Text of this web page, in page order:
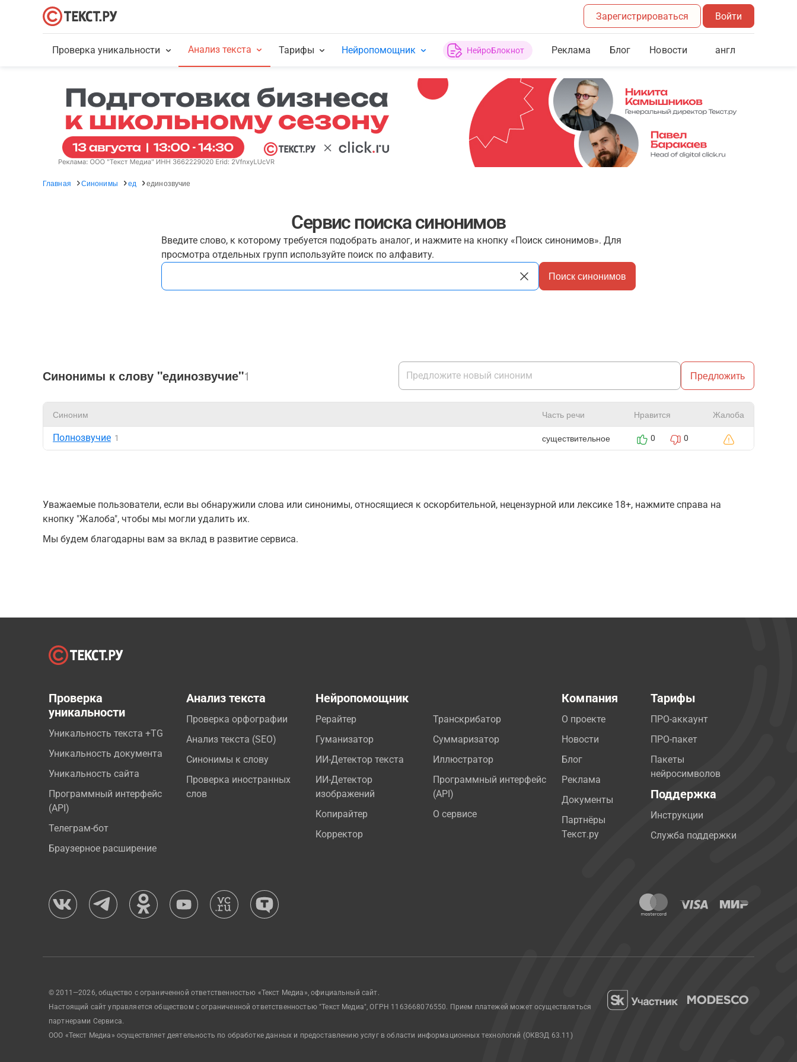
Зарегистрироваться Войти
Проверка уникальности Анализ текста Тарифы Нейропомощник НейроБлокнот Реклама Блог Новости англ
Главная Синонимы ед единозвучие
Сервис поиска синонимов
Введите слово, к которому требуется подобрать аналог, и нажмите на кнопку «Поиск синонимов». Для
просмотра отдельных групп используйте поиск по алфавиту.
Поиск синонимов
Синонимы к слову "единозвучие"1 Предложить
Синоним Часть речи Нравится Жалоба
Полнозвучие 1 существительное 0 0
Уважаемые пользователи, если вы обнаружили слова или синонимы, относящиеся к оскорбительной, нецензурной или лексике 18+, нажмите справа на
кнопку "Жалоба", чтобы мы могли удалить их.
Мы будем благодарны вам за вклад в развитие сервиса.
Проверка
уникальности
Уникальность текста +TG
Уникальность документа
Уникальность сайта
Программный интерфейс
(API)
Телеграм-бот
Браузерное расширение
Анализ текста
Проверка орфографии
Анализ текста (SEO)
Синонимы к слову
Проверка иностранных
слов
Нейропомощник
Рерайтер
Гуманизатор
ИИ-Детектор текста
ИИ-Детектор
изображений
Копирайтер
Корректор
Транскрибатор
Суммаризатор
Иллюстратор
Программный интерфейс
(API)
О сервисе
Компания
О проекте
Новости
Блог
Реклама
Документы
Партнёры
Текст.ру
Тарифы
ПРО-аккаунт
ПРО-пакет
Пакеты
нейросимволов
Поддержка
Инструкции
Служба поддержки
© 2011—2026, общество с ограниченной ответственностью «Текст Медиа», официальный сайт.
Настоящий сайт управляется обществом с ограниченной ответственностью "Текст Медиа", ОГРН 1163668076550. Прием платежей может осуществляться
партнерами Сервиса.
ООО «Текст Медиа» осуществляет деятельность по обработке данных и предоставлению услуг в области информационных технологий (ОКВЭД 63.11)